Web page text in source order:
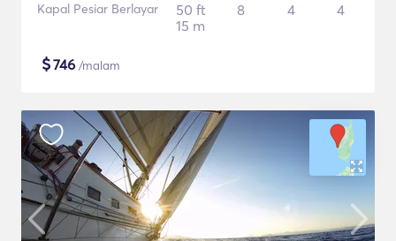
Kapal Pesiar Berlayar
50 ft
15 m
8 4 4
$746 /malam